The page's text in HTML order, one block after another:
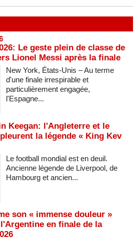
Le geste plein de classe de
Lionel Messi après la finale
New York, États-Unis – Au terme
d'une finale irrespirable et
particulièrement engagée,
l'Espagne...
Keegan: l'Angleterre et le
la légende « King Kev
Le football mondial est en deuil.
Ancienne légende de Liverpool, de
Hambourg et ancien...
son « immense douleur »
en finale de la